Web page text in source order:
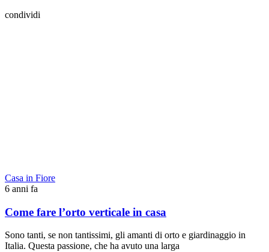
condividi
Casa in Fiore
6 anni fa
Come fare l’orto verticale in casa
Sono tanti, se non tantissimi, gli amanti di orto e giardinaggio in
Italia. Questa passione, che ha avuto una larga